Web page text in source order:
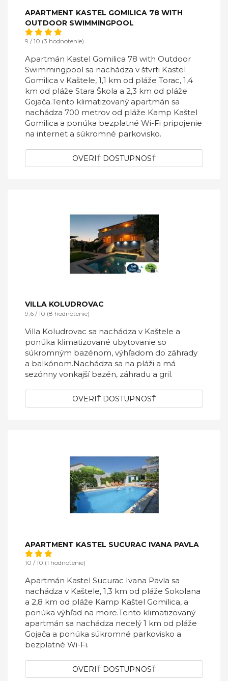
APARTMENT KASTEL GOMILICA 78 WITH
OUTDOOR SWIMMINGPOOL
9 / 10 (3 hodnotenie)
Apartmán Kastel Gomilica 78 with Outdoor
Swimmingpool sa nachádza v štvrti Kastel
Gomilica v Kaštele, 1,1 km od pláže Torac, 1,4
km od pláže Stara Škola a 2,3 km od pláže
Gojača.Tento klimatizovaný apartmán sa
nachádza 700 metrov od pláže Kamp Kaštel
Gomilica a ponúka bezplatné Wi-Fi pripojenie
na internet a súkromné ​​parkovisko.
OVERIŤ DOSTUPNOSŤ
VILLA KOLUDROVAC
9,6 / 10 (8 hodnotenie)
Villa Koludrovac sa nachádza v Kaštele a
ponúka klimatizované ubytovanie so
súkromným bazénom, výhľadom do záhrady
a balkónom.Nachádza sa na pláži a má
sezónny vonkajší bazén, záhradu a gril.
OVERIŤ DOSTUPNOSŤ
APARTMENT KASTEL SUCURAC IVANA PAVLA
10 / 10 (1 hodnotenie)
Apartmán Kastel Sucurac Ivana Pavla sa
nachádza v Kaštele, 1,3 km od pláže Sokolana
a 2,8 km od pláže Kamp Kaštel Gomilica, a
ponúka výhľad na more.Tento klimatizovaný
apartmán sa nachádza necelý 1 km od pláže
Gojača a ponúka súkromné ​​parkovisko a
bezplatné Wi-Fi.
OVERIŤ DOSTUPNOSŤ